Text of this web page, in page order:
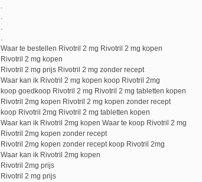
.
.
.
.
Waar te bestellen Rivotril 2 mg Rivotril 2 mg kopen
Rivotril 2 mg kopen
Rivotril 2 mg prijs Rivotril 2 mg zonder recept
Waar kan ik Rivotril 2 mg kopen koop Rivotril 2mg
koop goedkoop Rivotril 2 mg Rivotril 2 mg tabletten kopen
Rivotril 2mg kopen Rivotril 2 mg kopen zonder recept
koop Rivotril 2mg Rivotril 2 mg tabletten kopen
Waar kan ik Rivotril 2mg kopen Waar te koop Rivotril 2 mg
Rivotril 2mg kopen zonder recept
Rivotril 2mg kopen zonder recept koop Rivotril 2mg
Waar kan ik Rivotril 2mg kopen
Rivotril 2mg prijs
Rivotril 2 mg prijs